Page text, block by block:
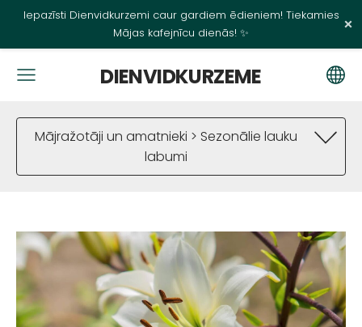
Iepazīsti Dienvidkurzemi caur gardiem ēdieniem! Tiekamies
Mājas kafejnīcu dienās! ✨
×
DIENVIDKURZEME
Mājražotāji un amatnieki > Sezonālie lauku
labumi